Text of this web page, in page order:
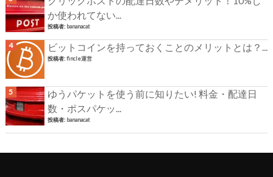
か使われてない...
投稿者: bananacat
ビットコインを持っておくことのメリットとは？...
投稿者:fincle運営
ゆうパケットを使う前に知りたい! 料金・配達日
数・ポスパケッ...
投稿者: bananacat